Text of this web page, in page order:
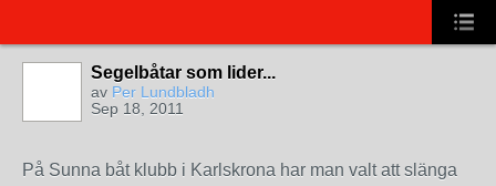
Segelbåtar som lider...
av Per Lundbladh
Sep 18, 2011
På Sunna båt klubb i Karlskrona har man valt att slänga